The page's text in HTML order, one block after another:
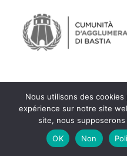
Nous utilisons des
expérience sur notre site
site, nous
OK
Non